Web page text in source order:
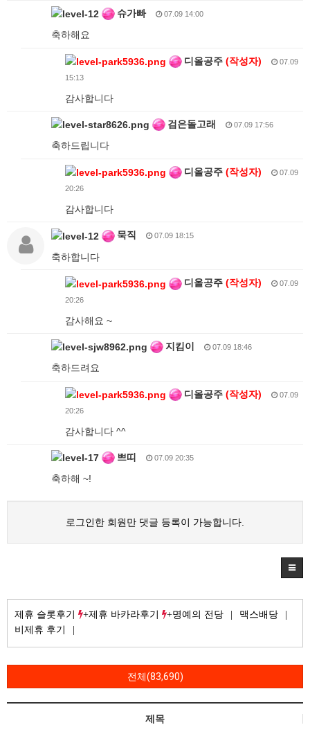
슈가빠 07.09 14:00
축하해요
디올공주 (작성자)
07.09
15:13
감사합니다
검은돌고래 07.09 17:56
축하드립니다
디올공주 (작성자)
07.09
20:26
감사합니다
묵직 07.09 18:15
축하합니다
디올공주 (작성자)
07.09
20:26
감사해요 ~
지킴이 07.09 18:46
축하드려요
디올공주 (작성자)
07.09
20:26
감사합니다 ^^
쁘띠 07.09 20:35
축하해 ~!
로그인한 회원만 댓글 등록이 가능합니다.
제휴 슬롯후기 제휴 바카라후기 명예의 전당
맥스배당
비제휴 후기
전체(83,690)
제목